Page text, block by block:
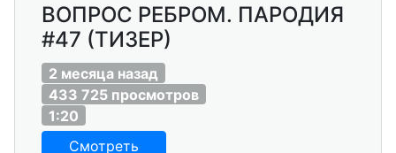
ВОПРОС РЕБРОМ. ПАРОДИЯ
#47 (ТИЗЕР)
2 месяца назад
433 725 просмотров
1:20
Смотреть